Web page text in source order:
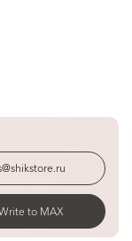
to MAX